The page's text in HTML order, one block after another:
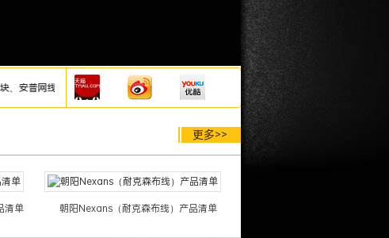
线、安普模块、耐克森网线、泛达网线、施耐德网线模块配线架等综合布线产品，厂家
更多>>
清单 朝阳Nexans（耐克森布线）产品清单